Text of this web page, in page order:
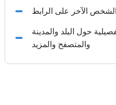
الآخر على الرابط
حول البلد والمدينة
والمتصفح والمزيد